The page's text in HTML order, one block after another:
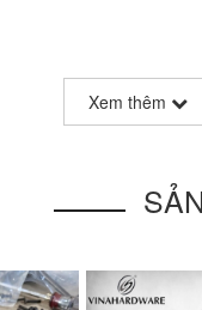
rounded edges
Xem thêm